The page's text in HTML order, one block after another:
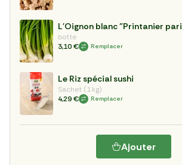
botte
3,10 €
Remplacer
Le Riz spécial sushi
Sachet (1 kg)
4,29 €
Remplacer
Ajouter